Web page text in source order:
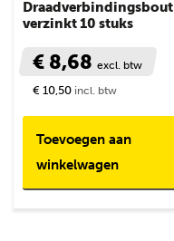
Draadverbindingsbout
verzinkt 10 stuks
€ 8,68 excl. btw
€ 10,50 incl. btw
Toevoegen aan
winkelwagen